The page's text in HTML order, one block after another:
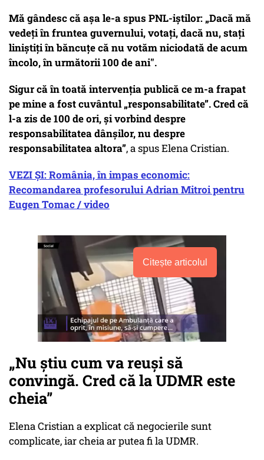
Mă gândesc că așa le-a spus PNL-iștilor: „Dacă mă
vedeți în fruntea guvernului, votați, dacă nu, stați
liniștiți în băncuțe că nu votăm niciodată de acum
încolo, în următorii 100 de ani".
Sigur că în toată intervenția publică ce m-a frapat
pe mine a fost cuvântul „responsabilitate”. Cred că
l-a zis de 100 de ori, și vorbind despre
responsabilitatea dânșilor, nu despre
responsabilitatea altora”, a spus Elena Cristian.
VEZI ȘI: România, în impas economic:
Recomandarea profesorului Adrian Mitroi pentru
Eugen Tomac / video
Citește articolul
„Nu știu cum va reuși să
convingă. Cred că la UDMR este
cheia”
Elena Cristian a explicat că negocierile sunt
complicate, iar cheia ar putea fi la UDMR.